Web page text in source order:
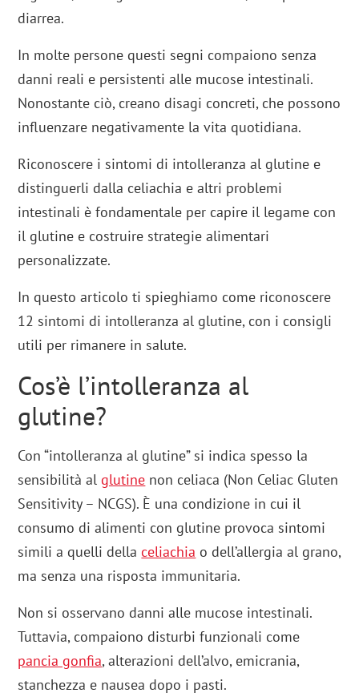
diarrea.
In molte persone questi segni compaiono senza
danni reali e persistenti alle mucose intestinali.
Nonostante ciò, creano disagi concreti, che possono
influenzare negativamente la vita quotidiana.
Riconoscere i sintomi di intolleranza al glutine e
distinguerli dalla celiachia e altri problemi
intestinali è fondamentale per capire il legame con
il glutine e costruire strategie alimentari
personalizzate.
In questo articolo ti spieghiamo come riconoscere
12 sintomi di intolleranza al glutine, con i consigli
utili per rimanere in salute.
Cos’è l’intolleranza al
glutine?
Con “intolleranza al glutine” si indica spesso la
sensibilità alglutine non celiaca (Non Celiac Gluten
Sensitivity – NCGS). È una condizione in cui il
consumo di alimenti con glutine provoca sintomi
simili a quelli dellaceliachia o dell’allergia al grano,
ma senza una risposta immunitaria.
Non si osservano danni alle mucose intestinali.
Tuttavia, compaiono disturbi funzionali come
pancia gonfia, alterazioni dell’alvo, emicrania,
stanchezza e nausea dopo i pasti.